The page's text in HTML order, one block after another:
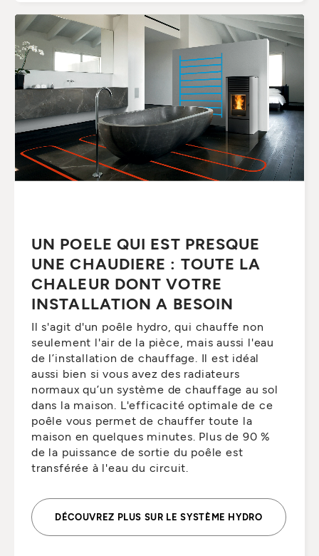
UN POELE QUI EST PRESQUE
UNE CHAUDIERE : TOUTE LA
CHALEUR DONT VOTRE
INSTALLATION A BESOIN
Il s'agit d'un poêle hydro, qui chauffe non
seulement l'air de la pièce, mais aussi l'eau
de l’installation de chauffage. Il est idéal
aussi bien si vous avez des radiateurs
normaux qu’un système de chauffage au sol
dans la maison. L'efficacité optimale de ce
poêle vous permet de chauffer toute la
maison en quelques minutes. Plus de 90 %
de la puissance de sortie du poêle est
transférée à l'eau du circuit.
DÉCOUVREZ PLUS SUR LE SYSTÈME HYDRO